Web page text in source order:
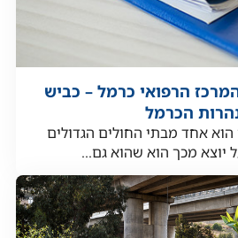
הרפואי כרמל – כביש
הכרמל
אחד מבתי החולים הגדולים
יוצא מכך הוא שהוא גם...